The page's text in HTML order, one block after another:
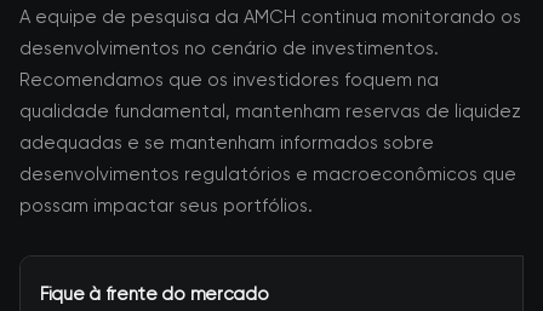
A equipe de pesquisa da AMCH continua monitorando os
desenvolvimentos no cenário de investimentos.
Recomendamos que os investidores foquem na
qualidade fundamental, mantenham reservas de liquidez
adequadas e se mantenham informados sobre
desenvolvimentos regulatórios e macroeconômicos que
possam impactar seus portfólios.
Fique à frente do mercado